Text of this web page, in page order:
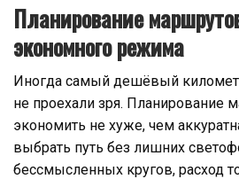
Планирование
экономного режима
Иногда самый дешёвый
не проехали зря. Планирование
экономить не хуже, чем
выбрать путь без лишних
бессмысленных кругов, расход